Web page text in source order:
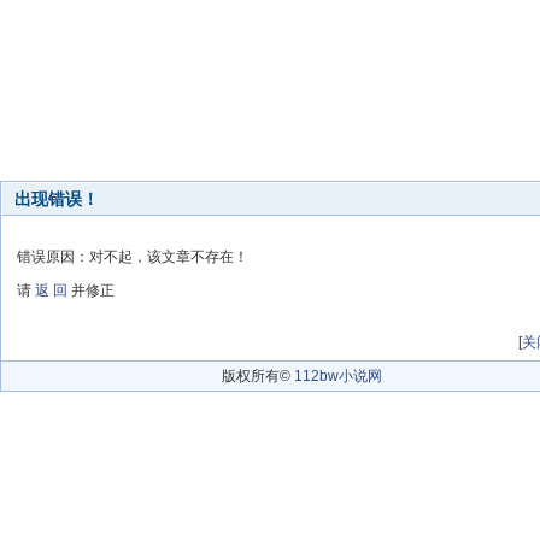
出现错误！
错误原因：对不起，该文章不存在！
请 返 回 并修正
[关
版权所有© 112bw小说网